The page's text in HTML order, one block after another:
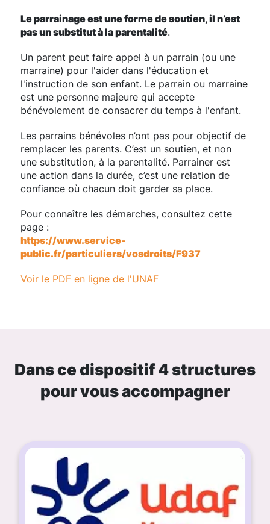
Le parrainage est une forme de soutien, il n’est
pas un substitut à la parentalité.
Un parent peut faire appel à un parrain (ou une
marraine) pour l'aider dans l'éducation et
l'instruction de son enfant. Le parrain ou marraine
est une personne majeure qui accepte
bénévolement de consacrer du temps à l'enfant.
Les parrains bénévoles n’ont pas pour objectif de
remplacer les parents. C’est un soutien, et non
une substitution, à la parentalité. Parrainer est
une action dans la durée, c’est une relation de
confiance où chacun doit garder sa place.
Pour connaître les démarches, consultez cette
page :
https://www.service-
public.fr/particuliers/vosdroits/F937
Voir le PDF en ligne de l'UNAF
Dans ce dispositif4 structures
pour vous accompagner